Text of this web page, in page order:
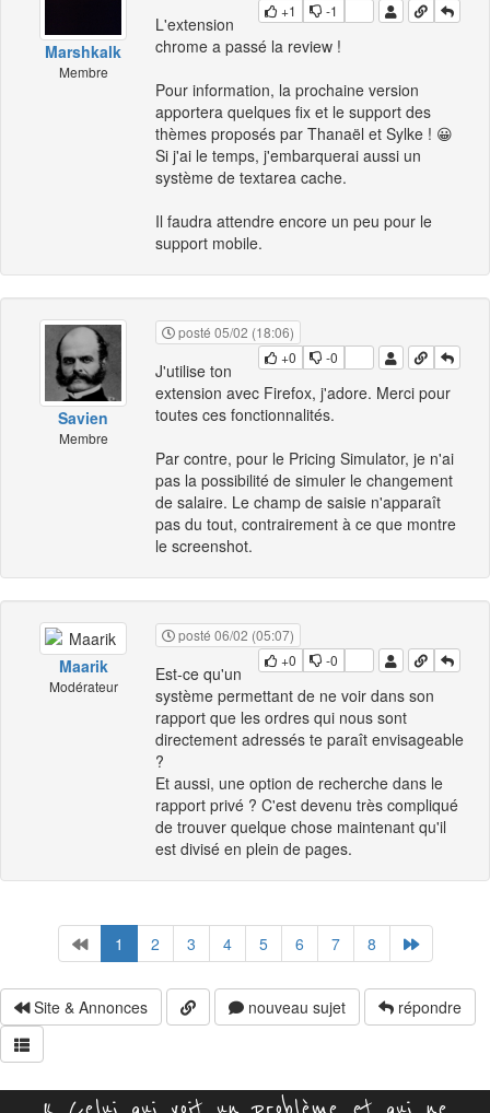
Marshkalk
Membre
+1
-1
L'extension
chrome a passé la review !
Pour information, la prochaine version
apportera quelques fix et le support des
thèmes proposés par Thanaël et Sylke ! 😀
Si j'ai le temps, j'embarquerai aussi un
système de textarea cache.
Il faudra attendre encore un peu pour le
support mobile.
Savien
Membre
posté 05/02 (18:06)
+0
-0
J'utilise ton
extension avec Firefox, j'adore. Merci pour
toutes ces fonctionnalités.
Par contre, pour le Pricing Simulator, je n'ai
pas la possibilité de simuler le changement
de salaire. Le champ de saisie n'apparaît
pas du tout, contrairement à ce que montre
le screenshot.
Maarik
Modérateur
posté 06/02 (05:07)
+0
-0
Est-ce qu'un
système permettant de ne voir dans son
rapport que les ordres qui nous sont
directement adressés te paraît envisageable
?
Et aussi, une option de recherche dans le
rapport privé ? C'est devenu très compliqué
de trouver quelque chose maintenant qu'il
est divisé en plein de pages.
1 2 3 4 5 6 7 8
Site & Annonces nouveau sujet répondre